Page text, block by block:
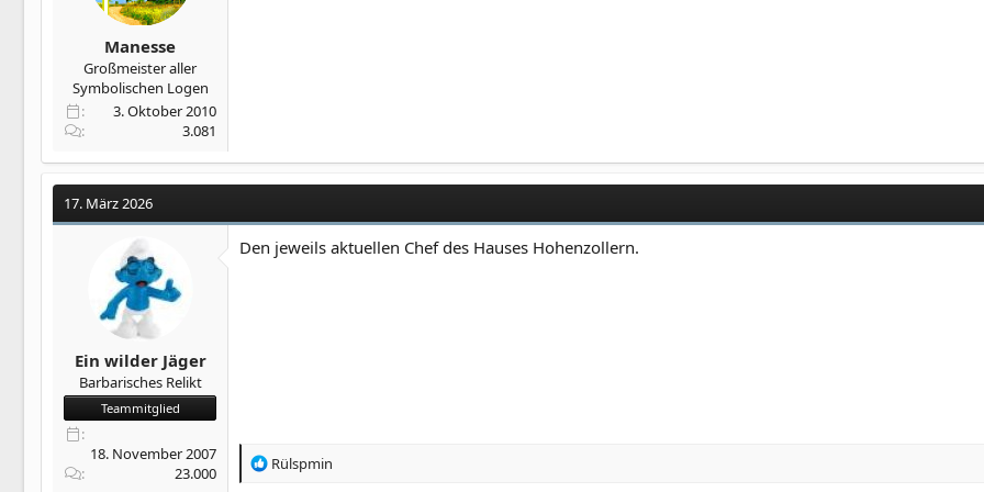
Manesse
Großmeister aller
Symbolischen Logen
3. Oktober 2010
3.081
17. März 2026
Ein wilder Jäger
Barbarisches Relikt
Teammitglied
18. November 2007
23.000
Den jeweils aktuellen Chef des Hauses Hohenzollern.
R
Rülspmin